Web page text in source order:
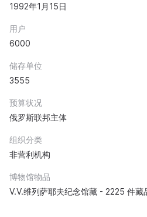
1992年1月15日
用户
6000
储存单位
3555
预算状况
俄罗斯联邦主体
组织分类
非营利机构
博物馆物品
V.V.维列萨耶夫纪念馆藏 - 2225 件藏